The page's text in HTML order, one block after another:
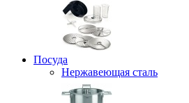
Посуда
Нержавеющая сталь